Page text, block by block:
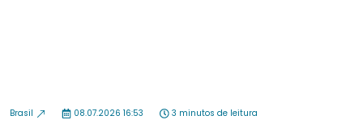
Brasil 08.07.2026 16:53 3 minutos de leitura